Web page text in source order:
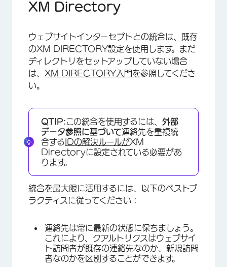
XM Directory
ウェブサイトインターセプトとの統合は、既存
のXM DIRECTORY設定を使用します。まだ
ディレクトリをセットアップしていない場合
は、 XM DIRECTORY入門を参照してくださ
い。
QTIP:この統合を使用するには、 外部
データ参照に基づいて連絡先を重複統
合する IDの解決ルールがXM
Directoryに設定されている必要があ
ります。
統合を最大限に活用するには、以下のベストプ
ラクティスに従ってください：
連絡先は常に最新の状態に保ちましょう。
これにより、クアルトリクスはウェブサイ
ト訪問者が既存の連絡先なのか、新規訪問
者なのかを区別することができます。